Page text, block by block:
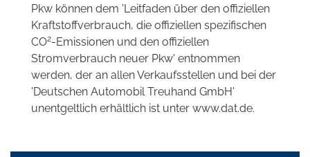
Pkw können dem 'Leitfaden über den offiziellen
Kraftstoffverbrauch, die offiziellen spezifischen
CO2-Emissionen und den offiziellen
Stromverbrauch neuer Pkw' entnommen
werden, der an allen Verkaufsstellen und bei der
'Deutschen Automobil Treuhand GmbH'
unentgeltlich erhältlich ist unter www.dat.de.